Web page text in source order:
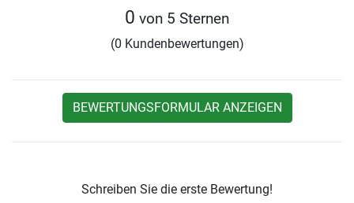
0 von 5 Sternen
(0 Kundenbewertungen)
BEWERTUNGSFORMULAR ANZEIGEN
Schreiben Sie die erste Bewertung!